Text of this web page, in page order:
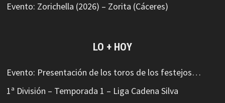
Evento: Zorichella (2026) – Zorita (Cáceres)
LO + HOY
Evento: Presentación de los toros de los festejos…
1ª División – Temporada 1 – Liga Cadena Silva